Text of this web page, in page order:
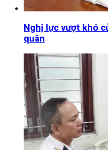
Nghị lực vượt khó
quân